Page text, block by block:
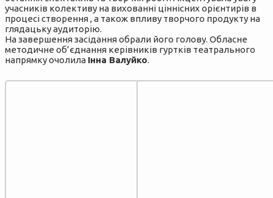
учасників колективу на вихованні ціннісних орієнтирів в
процесі створення , а також впливу творчого продукту на
глядацьку аудиторію.
На завершення засідання обрали його голову. Обласне
методичне об’єднання керівників гуртків театрального
напрямку очолила Інна Валуйко.